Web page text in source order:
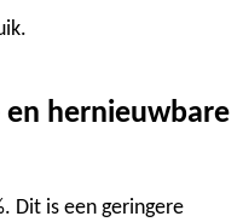
en hernieuwbare
Dit is een geringere